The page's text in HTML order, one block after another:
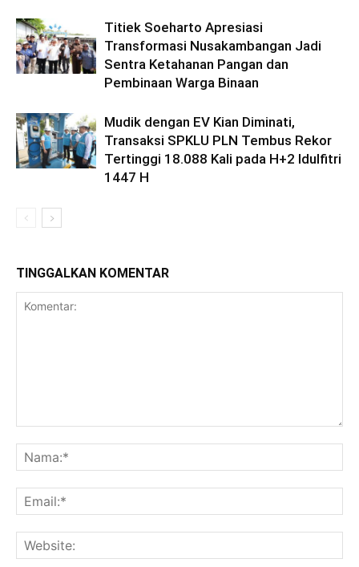
Titiek Soeharto Apresiasi
Transformasi Nusakambangan Jadi
Sentra Ketahanan Pangan dan
Pembinaan Warga Binaan
Mudik dengan EV Kian Diminati,
Transaksi SPKLU PLN Tembus Rekor
Tertinggi 18.088 Kali pada H+2 Idulfitri
1447 H
TINGGALKAN KOMENTAR